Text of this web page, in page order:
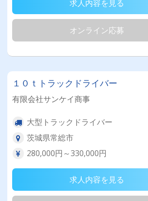
求人内容を見る
オンライン応募
１０ｔトラックドライバー
有限会社サンケイ商事
大型トラックドライバー
茨城県常総市
280,000円～330,000円
求人内容を見る